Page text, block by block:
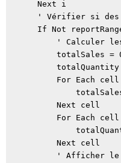
Next i
' Vérifier si des
If Not reportRange
' Calculer les
totalSales =
totalQuantity
For Each cell In
totalSales =
Next cell
For Each cell In
totalQuantity =
Next cell
' Afficher le